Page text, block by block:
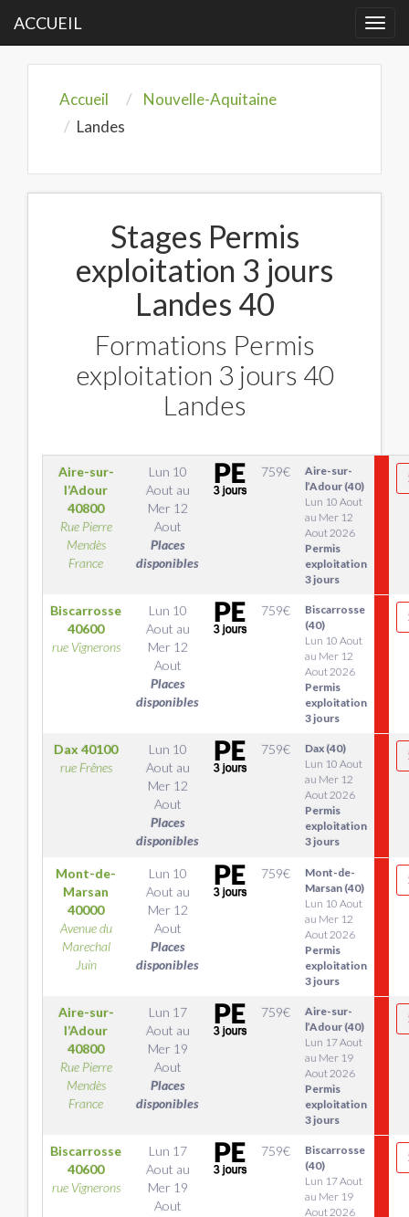
ACCUEIL
Accueil
Nouvelle-Aquitaine
Landes
Stages Permis
exploitation 3 jours
Landes 40
Formations Permis
exploitation 3 jours 40
Landes
Aire-sur-
l’Adour
40800
Rue Pierre
Mendès
France
Lun 10
Aout au
Mer 12
Aout
Places
disponibles
759€
Aire-sur-
l’Adour (40)
Lun 10 Aout
au Mer 12
Aout 2026
Permis
exploitation
3 jours
Biscarrosse
40600
rue Vignerons
Lun 10
Aout au
Mer 12
Aout
Places
disponibles
759€
Biscarrosse
(40)
Lun 10 Aout
au Mer 12
Aout 2026
Permis
exploitation
3 jours
Dax 40100
rue Frênes
Lun 10
Aout au
Mer 12
Aout
Places
disponibles
759€
Dax (40)
Lun 10 Aout
au Mer 12
Aout 2026
Permis
exploitation
3 jours
Mont-de-
Marsan
40000
Avenue du
Marechal
Juin
Lun 10
Aout au
Mer 12
Aout
Places
disponibles
759€
Mont-de-
Marsan (40)
Lun 10 Aout
au Mer 12
Aout 2026
Permis
exploitation
3 jours
Aire-sur-
l’Adour
40800
Rue Pierre
Mendès
France
Lun 17
Aout au
Mer 19
Aout
Places
disponibles
759€
Aire-sur-
l’Adour (40)
Lun 17 Aout
au Mer 19
Aout 2026
Permis
exploitation
3 jours
Biscarrosse
40600
rue Vignerons
Lun 17
Aout au
Mer 19
Aout
759€
Biscarrosse
(40)
Lun 17 Aout
au Mer 19
Aout 2026